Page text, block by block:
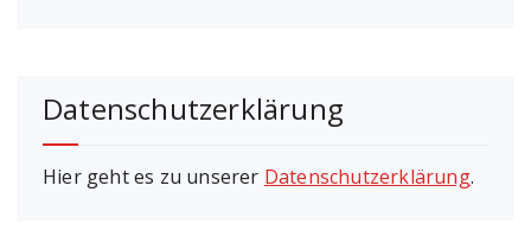
Datenschutzerklärung
Hier geht es zu unserer Datenschutzerklärung.